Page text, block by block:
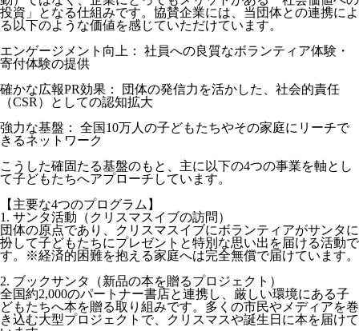
投資」となる仕組みです。協賛企業には、当団体との連携によ
る以下のような価値を感じていただけています。
エンゲージメント向上： 社員への良質なボランティア体験・
寄付体験の提供
確かな広報PR効果： 団体の発信力を活かした、社会的責任
（CSR）としての認知拡大
強力な基盤： 全国10万人の子どもたちやその家庭にリーチで
きるネットワーク
こうした確固たる基盤のもと、主に以下の4つの事業を軸とし
て子どもたちへアプローチしています。
【主要な4つのプログラム】
1. サンタ活動（クリスマスイブの訪問）
団体の原点であり、クリスマスイブにボランティアがサンタに
扮して子どもたちにプレゼントと特別な思い出を届ける活動で
す。※経済的困難を抱える家庭へは完全無償で届けています。
2. ブックサンタ（新品の本を贈るプロジェクト）
全国約2,000のパートナー書店と連携し、厳しい環境にある子
どもたちへ本を贈る取り組みです。多くの市民やメディアを巻
き込む大型プロジェクトで、クリスマスや誕生日に本を届けて